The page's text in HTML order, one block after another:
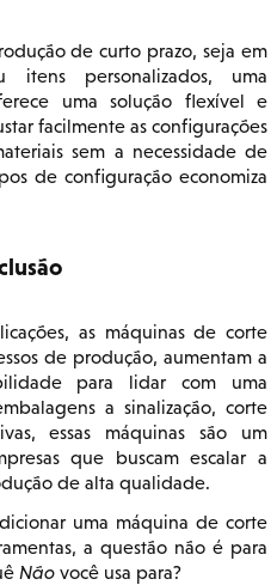
de curto prazo, seja em
itens personalizados, uma
uma solução flexível e
facilmente as configurações
sem a necessidade de
de configuração economiza
as máquinas de corte
de produção, aumentam a
para lidar com uma
a sinalização, corte
essas máquinas são um
que buscam escalar a
de alta qualidade.
uma máquina de corte
a questão não é para
Não você usa para?